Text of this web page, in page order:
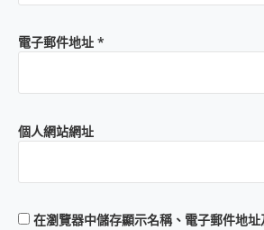
電子郵件地址 *
個人網站網址
在瀏覽器中儲存顯示名稱、電子郵件地